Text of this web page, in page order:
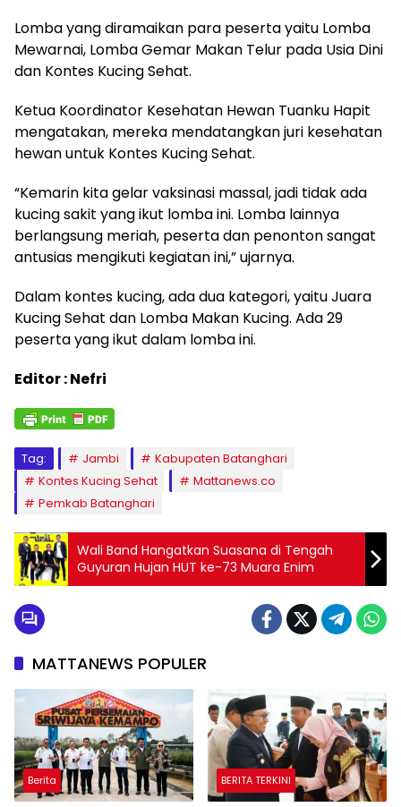
Lomba yang diramaikan para peserta yaitu Lomba
Mewarnai, Lomba Gemar Makan Telur pada Usia Dini
dan Kontes Kucing Sehat.
Ketua Koordinator Kesehatan Hewan Tuanku Hapit
mengatakan, mereka mendatangkan juri kesehatan
hewan untuk Kontes Kucing Sehat.
“Kemarin kita gelar vaksinasi massal, jadi tidak ada
kucing sakit yang ikut lomba ini. Lomba lainnya
berlangsung meriah, peserta dan penonton sangat
antusias mengikuti kegiatan ini,” ujarnya.
Dalam kontes kucing, ada dua kategori, yaitu Juara
Kucing Sehat dan Lomba Makan Kucing. Ada 29
peserta yang ikut dalam lomba ini.
Editor : Nefri
Tag: Jambi
Kabupaten Batanghari
Kontes Kucing Sehat
Mattanews.co
Pemkab Batanghari
Wali Band Hangatkan Suasana di Tengah
Guyuran Hujan HUT ke-73 Muara Enim
MATTANEWS POPULER
Berita BERITA TERKINI